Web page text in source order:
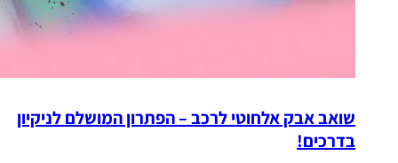
שואב אבק אלחוטי לרכב – הפתרון המושלם לניקיון
בדרכים!